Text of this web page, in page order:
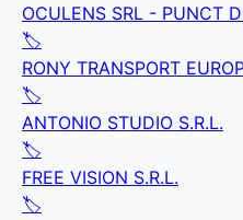
OCULENS SRL - PUNCT
🏷️
RONY TRANSPORT
🏷️
ANTONIO STUDIO S.R.L.
🏷️
FREE VISION S.R.L.
🏷️